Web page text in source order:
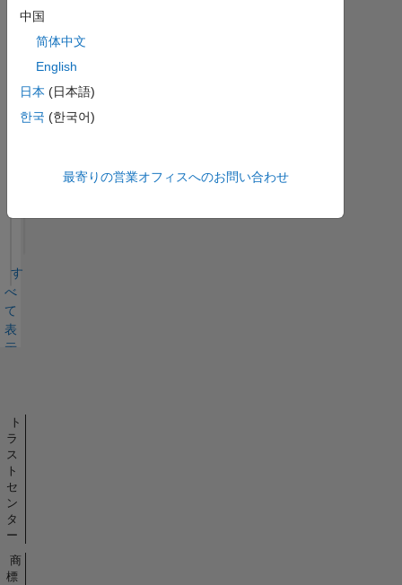
MATLAB
Answers
バッジ
Thankful Level 3
す
べ
て
表
示
中国
简体中文
English
日本 (日本語)
한국 (한국어)
最寄りの営業オフィスへのお問い合わせ
ト
ラ
ス
ト
セ
ン
タ
ー
商
標